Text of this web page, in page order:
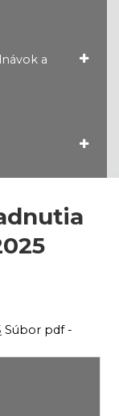
a
Súbor pdf -